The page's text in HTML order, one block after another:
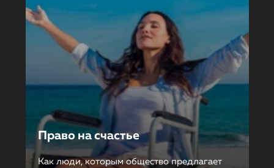
Право на счастье
Как люди, которым общество предлагает